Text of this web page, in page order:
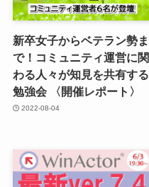
新卒女子からベテラン勢ま
で！コミュニティ運営に関
わる人々が知見を共有する
勉強会 〈開催レポート〉
2022-08-04